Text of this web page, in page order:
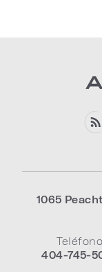
1065
404-745-